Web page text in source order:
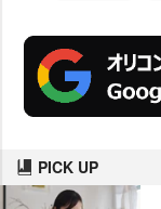
PICK UP